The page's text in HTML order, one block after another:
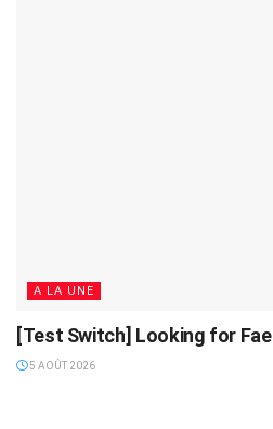
A LA UNE
[Test Switch] Looking for Fael
5 AOÛT 2026